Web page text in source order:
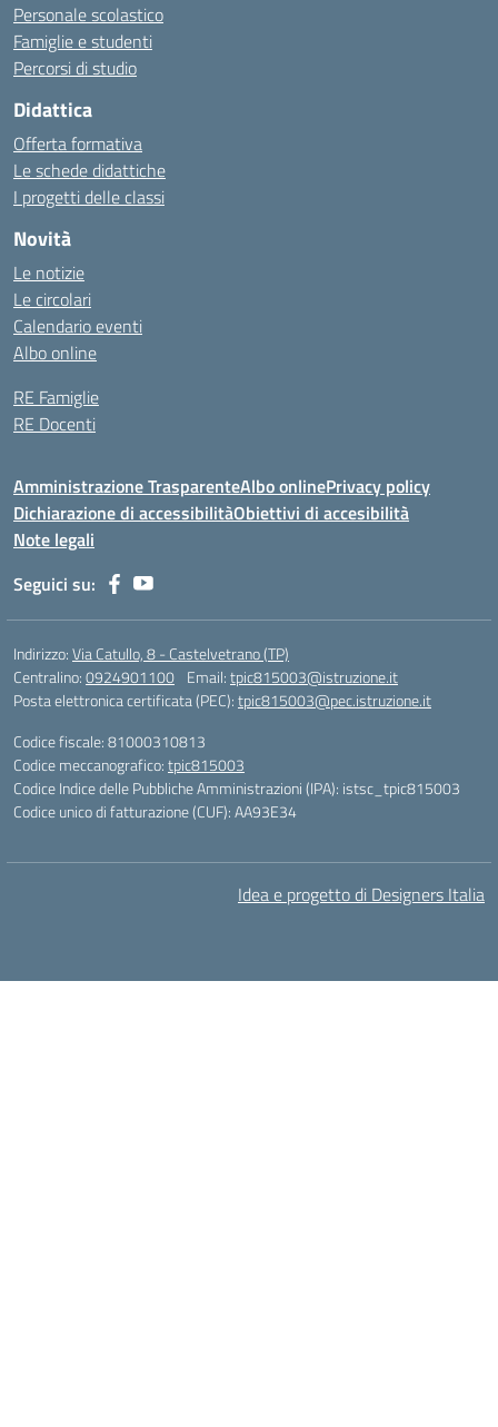
Personale scolastico
Famiglie e studenti
Percorsi di studio
Didattica
Offerta formativa
Le schede didattiche
I progetti delle classi
Novità
Le notizie
Le circolari
Calendario eventi
Albo online
RE Famiglie
RE Docenti
Amministrazione TrasparenteAlbo onlinePrivacy policy
Dichiarazione di accessibilitàObiettivi di accesibilità
Note legali
Seguici su:
Indirizzo:Via Catullo, 8 - Castelvetrano (TP)
Centralino:0924901100 Email:tpic815003@istruzione.it
Posta elettronica certificata (PEC):tpic815003@pec.istruzione.it
Codice fiscale: 81000310813
Codice meccanografico:tpic815003
Codice Indice delle Pubbliche Amministrazioni (IPA): istsc_tpic815003
Codice unico di fatturazione (CUF): AA93E34
Idea e progetto di Designers Italia